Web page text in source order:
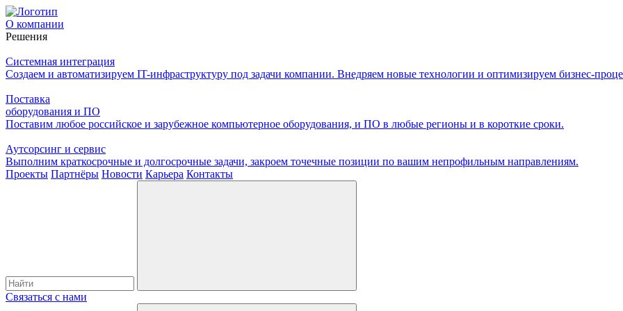
О компании
Решения
Системная интеграция
Создаем и автоматизируем IT-инфраструктуру под задачи компании. Внедряем новые технологии и оптимизируем бизнес-
Поставка
оборудования и ПО
Поставим любое российское и зарубежное компьютерное оборудования, и ПО в любые регионы и в короткие сроки.
Аутсорсинг и сервис
Выполним краткосрочные и долгосрочные задачи, закроем точечные позиции по вашим непрофильным направлениям.
Проекты Партнёры Новости Карьера Контакты
Связаться с нами